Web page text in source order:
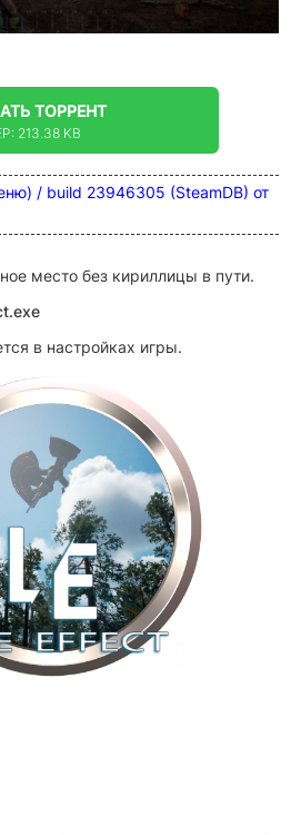
ТОРРЕНТ
213.38 KB
/ build 23946305 (SteamDB) от
место без кириллицы в пути.
в настройках игры.